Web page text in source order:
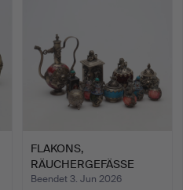
FLAKONS,
RÄUCHERGEFÄSSE
sowie FIGURINEN, 1…
Beendet 3. Jun 2026